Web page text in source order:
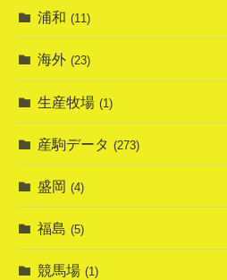
浦和 (11)
海外 (23)
生産牧場 (1)
産駒データ (273)
盛岡 (4)
福島 (5)
競馬場 (1)